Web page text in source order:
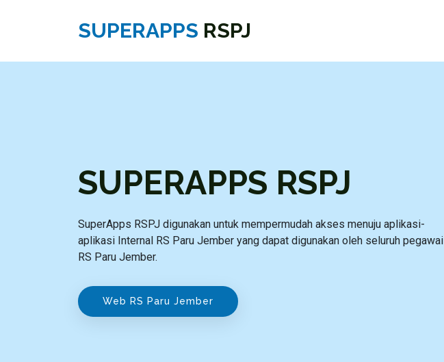
SUPERAPPS RSPJ
SUPERAPPS RSPJ
SuperApps RSPJ digunakan untuk mempermudah akses menuju aplikasi-
aplikasi Internal RS Paru Jember yang dapat digunakan oleh seluruh pegawai
RS Paru Jember.
Web RS Paru Jember